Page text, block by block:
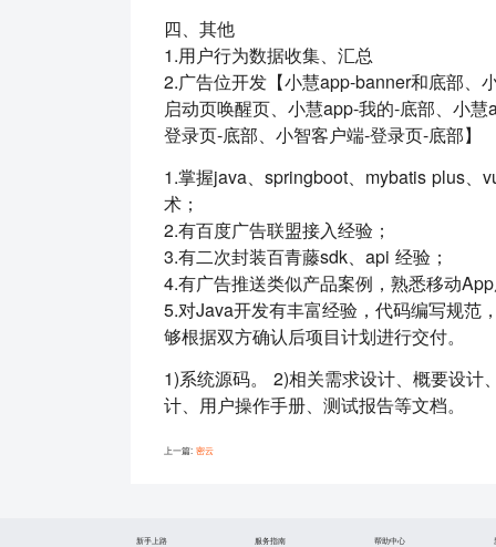
四、其他
1.用户行为数据收集、汇总
2.广告位开发【小慧app-banner和底部、
启动页唤醒页、小慧app-我的-底部、小
登录页-底部、小智客户端-登录页-底部】
1.掌握java、springboot、mybatis plus、
术；
2.有百度广告联盟接入经验；
3.有二次封装百青藤sdk、api 经验；
4.有广告推送类似产品案例，熟悉移动
5.对Java开发有丰富经验，代码编写规范
够根据双方确认后项目计划进行交付。
1)系统源码。 2)相关需求设计、概要设计
计、用户操作手册、测试报告等文档。
上一篇: 密云
新手上路
服务指南
帮助中心